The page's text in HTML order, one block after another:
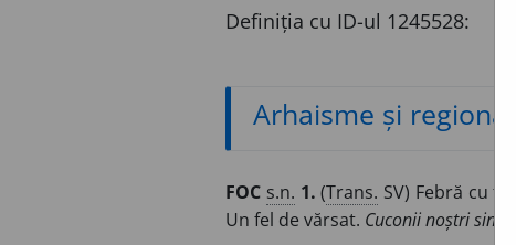
Definiția cu ID-ul 1245528:
Arhaisme și
FOC s.n. 1. (Trans. SV) Febră cu
Un fel de vărsat. Cuconii noștri sint